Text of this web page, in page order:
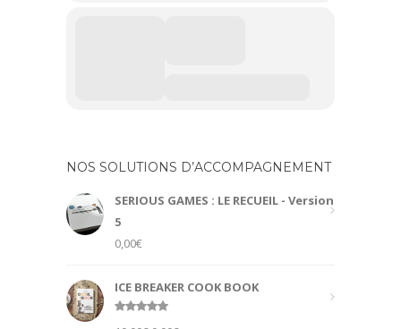
NOS SOLUTIONS D’ACCOMPAGNEMENT
SERIOUS GAMES : LE RECUEIL - Version
5
0,00€
ICE BREAKER COOK BOOK